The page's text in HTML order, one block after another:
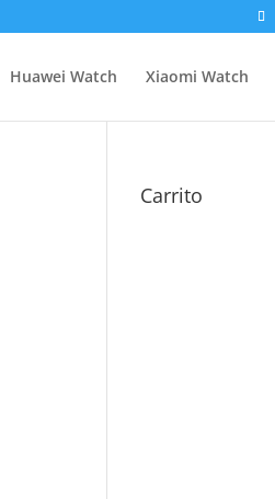
Huawei Watch Xiaomi Watch
Carrito